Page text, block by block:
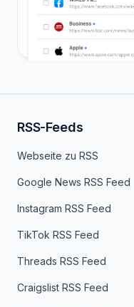
RSS-Feeds
Webseite zu RSS
Google News RSS Feed
Instagram RSS Feed
TikTok RSS Feed
Threads RSS Feed
Craigslist RSS Feed